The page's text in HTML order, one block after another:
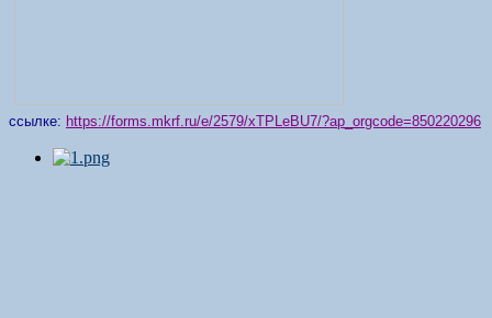
ссылке: https://forms.mkrf.ru/e/2579/xTPLeBU7/?ap_orgcode=850220296